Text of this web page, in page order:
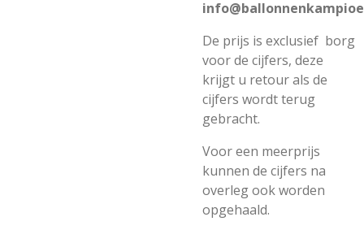
De prijs is exclusief borg
voor de cijfers, deze
krijgt u retour als de
cijfers wordt terug
gebracht.
Voor een meerprijs
kunnen de cijfers na
overleg ook worden
opgehaald.